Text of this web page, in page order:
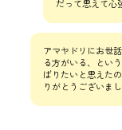
だって思えて心
アマヤドリにお世
る方がいる、とい
ばりたいと思えた
りがとうございまし